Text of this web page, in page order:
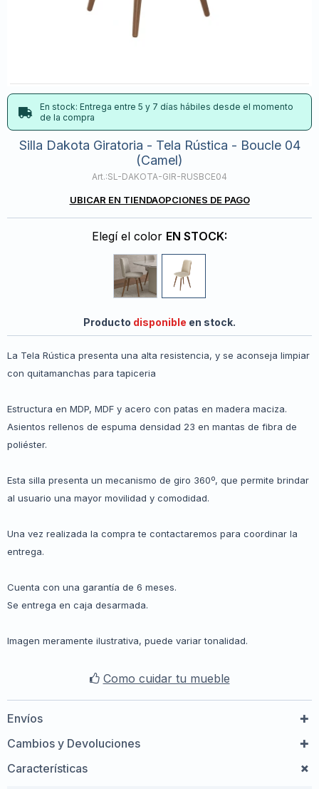
En stock: Entrega entre 5 y 7 días hábiles desde el momento
de la compra
Silla Dakota Giratoria - Tela Rústica - Boucle 04
(Camel)
SL-DAKOTA-GIR-RUSBCE04
UBICAR EN TIENDAOPCIONES DE PAGO
Elegí el color EN STOCK:
Producto disponible en stock.
La Tela Rústica presenta una alta resistencia, y se aconseja limpiar
con quitamanchas para tapiceria
Estructura en MDP, MDF y acero con patas en madera maciza.
Asientos rellenos de espuma densidad 23 en mantas de fibra de
poliéster.
Esta silla presenta un mecanismo de giro 360º, que permite brindar
al usuario una mayor movilidad y comodidad.
Una vez realizada la compra te contactaremos para coordinar la
entrega.
Cuenta con una garantía de 6 meses.
Se entrega en caja desarmada.
Imagen meramente ilustrativa, puede variar tonalidad.
Como cuidar tu mueble
Envíos
Cambios y Devoluciones
Características